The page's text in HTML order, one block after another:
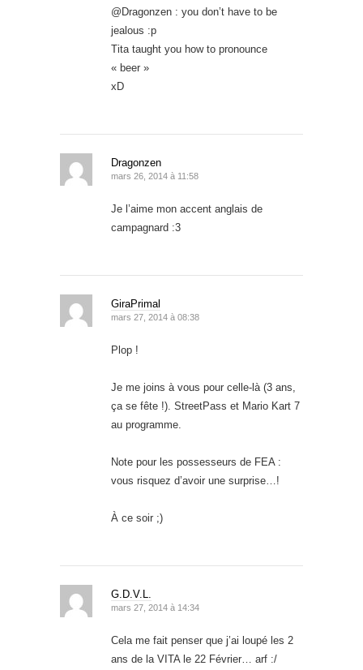
@Dragonzen : you don’t have to be
jealous :p
Tita taught you how to pronounce
« beer »
xD
Dragonzen
mars 26, 2014 à 11:58
Je l’aime mon accent anglais de
campagnard :3
GiraPrimal
mars 27, 2014 à 08:38
Plop !
Je me joins à vous pour celle-là (3 ans,
ça se fête !). StreetPass et Mario Kart 7
au programme.
Note pour les possesseurs de FEA :
vous risquez d’avoir une surprise…!
À ce soir ;)
G.D.V.L.
mars 27, 2014 à 14:34
Cela me fait penser que j’ai loupé les 2
ans de la VITA le 22 Février… arf :/